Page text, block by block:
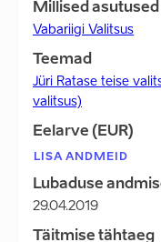
Millised
Vabariigi Valitsus
Teemad
Jüri Ratase teise
valitsus)
Eelarve (EUR)
LISA ANDMEID
Lubaduse
29.04.2019
Täitmise tähtaeg